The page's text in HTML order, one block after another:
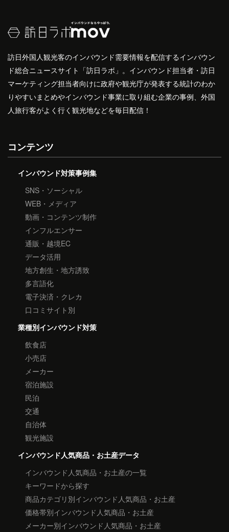
訪日外国人観光客のインバウンド需要情報を配信するインバウン
ド総合ニュースサイト「訪日ラボ」。インバウンド担当者・訪日
マーケティング担当者向けに政府や観光庁が発表する統計のわか
りやすいまとめやインバウンド事業に取り組む企業の事例、外国
人旅行客がよく行く観光地などを毎日配信！
コンテンツ
インバウンド対策事例集
SNS・ソーシャル
WEB・メディア
動画・コンテンツ制作
インフルエンサー
通販・越境EC
データ活用
地方創生・地方誘致
多言語化
電子決済・クレカ
口コミサイト別
業種別インバウンド対策
飲食店
小売店
メーカー
宿泊施設
民泊
交通
自治体
観光施設
インバウンド人気商品・お土産データ
インバウンド人気商品・お土産の一覧
キーワードから探す
商品カテゴリ別インバウンド人気商品・お土産
価格帯別インバウンド人気商品・お土産
メーカー別インバウンド人気商品・お土産